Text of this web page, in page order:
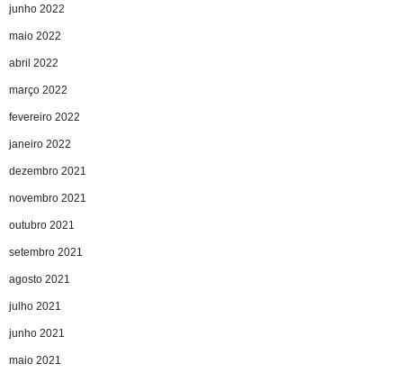
junho 2022
maio 2022
abril 2022
março 2022
fevereiro 2022
janeiro 2022
dezembro 2021
novembro 2021
outubro 2021
setembro 2021
agosto 2021
julho 2021
junho 2021
maio 2021